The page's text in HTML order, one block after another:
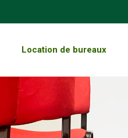
Location de bureaux